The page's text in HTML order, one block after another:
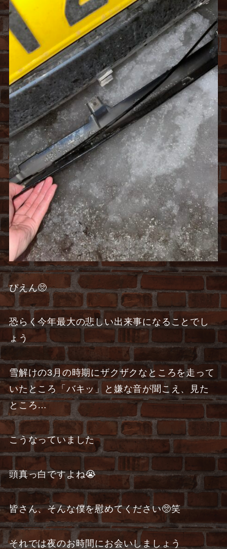
ぴえん🥺
恐らく今年最大の悲しい出来事になることでし
ょう
雪解けの3月の時期にザクザクなところを走って
いたところ「バキッ」と嫌な音が聞こえ、見た
ところ…
こうなっていました
頭真っ白ですよね😭
皆さん、そんな僕を慰めてください🥺笑
それでは夜のお時間にお会いしましょう